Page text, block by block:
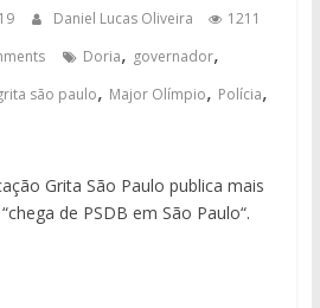
Daniel Lucas Oliveira
1211
Doria, governador,
são paulo, Major Olímpio, Polícia,
Grita São Paulo publica mais
de PSDB em São Paulo“.